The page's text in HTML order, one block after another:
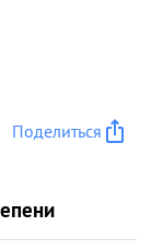
Поделиться